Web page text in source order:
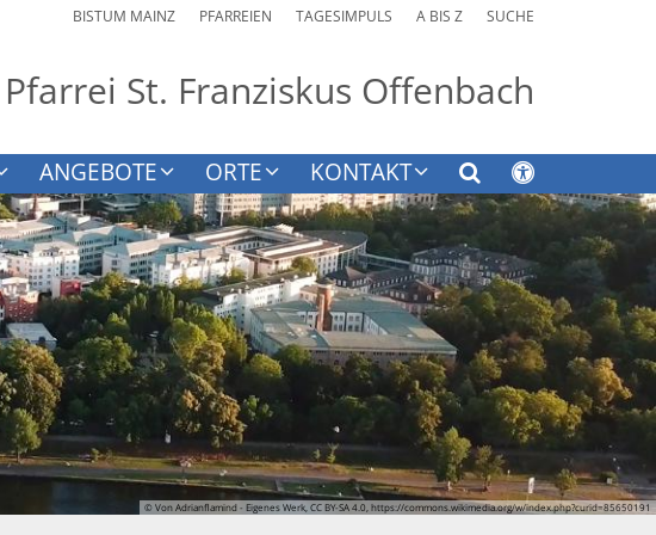
BISTUM MAINZ PFARREIEN TAGESIMPULS A BIS Z SUCHE
Pfarrei St. Franziskus Offenbach
ANGEBOTE ORTE KONTAKT
© Von Adrianflamind - Eigenes Werk, CC BY-SA 4.0, https://commons.wikimedia.org/w/index.php?curid=85650191